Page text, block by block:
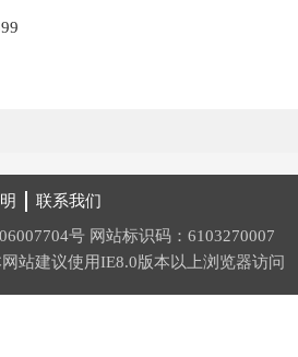
联系我们
号 网站标识码：6103270007
站建议使用IE8.0版本以上浏览器访问